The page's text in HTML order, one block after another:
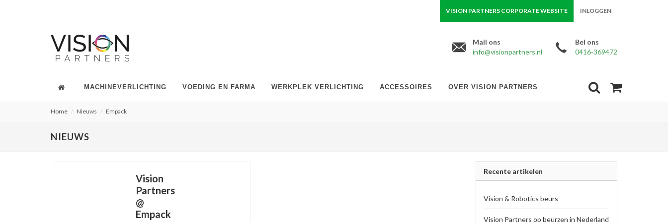
VISION PARTNERS CORPORATE WEBSITE INLOGGEN
Mail ons
info@visionpartners.nl
Bel ons
0416-369472
MACHINEVERLICHTING VOEDING EN FARMA WERKPLEK VERLICHTING ACCESSOIRES OVER VISION PARTNERS
Home Nieuws Empack
NIEUWS
Vision
Partners
@
Empack
Recente artikelen
Vision & Robotics beurs
Vision Partners op beurzen in Nederland